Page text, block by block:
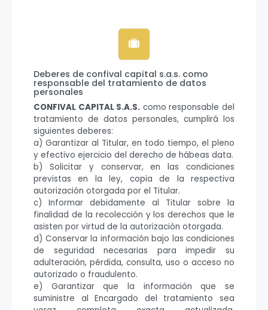
Deberes de confival capital s.a.s. como
responsable del tratamiento de datos
personales
CONFIVAL CAPITAL S.A.S. como responsable del
tratamiento de datos personales, cumplirá los
siguientes deberes:
a) Garantizar al Titular, en todo tiempo, el pleno
y efectivo ejercicio del derecho de hábeas data.
b) Solicitar y conservar, en las condiciones
previstas en la ley, copia de la respectiva
autorización otorgada por el Titular.
c) Informar debidamente al Titular sobre la
finalidad de la recolección y los derechos que le
asisten por virtud de la autorización otorgada.
d) Conservar la información bajo las condiciones
de seguridad necesarias para impedir su
adulteración, pérdida, consulta, uso o acceso no
autorizado o fraudulento.
e) Garantizar que la información que se
suministre al Encargado del tratamiento sea